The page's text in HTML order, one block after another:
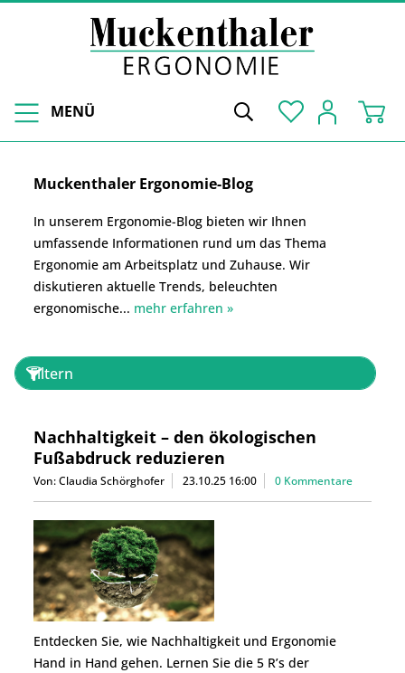
MENÜ
Muckenthaler Ergonomie-Blog
In unserem Ergonomie-Blog bieten wir Ihnen
umfassende Informationen rund um das Thema
Ergonomie am Arbeitsplatz und Zuhause. Wir
diskutieren aktuelle Trends, beleuchten
ergonomische... mehr erfahren »
Filtern
Nachhaltigkeit – den ökologischen
Fußabdruck reduzieren
Von: Claudia Schörghofer 23.10.25 16:00 0 Kommentare
Entdecken Sie, wie Nachhaltigkeit und Ergonomie
Hand in Hand gehen. Lernen Sie die 5 R’s der